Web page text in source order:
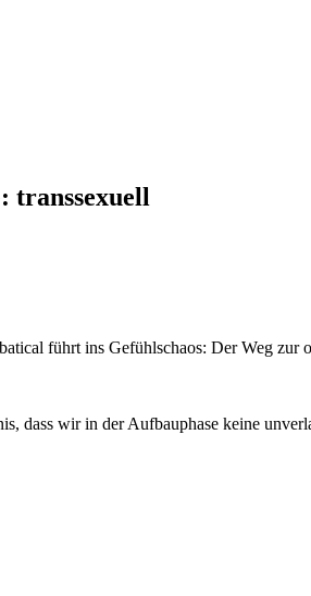
transsexuell
führt ins Gefühlschaos: Der Weg
dass wir in der Aufbauphase keine